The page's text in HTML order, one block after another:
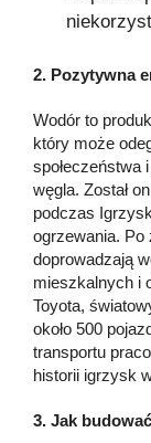
2. Pozytywna
Wodór to
który może
społeczeństwa
węgla. Został
podczas
ogrzewania.
doprowadzają
mieszkalnych i
Toyota,
około 500
transportu
historii igrzysk
3. Jak